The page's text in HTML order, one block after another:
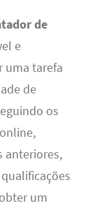
de
e
uma tarefa
de
os
anteriores,
um